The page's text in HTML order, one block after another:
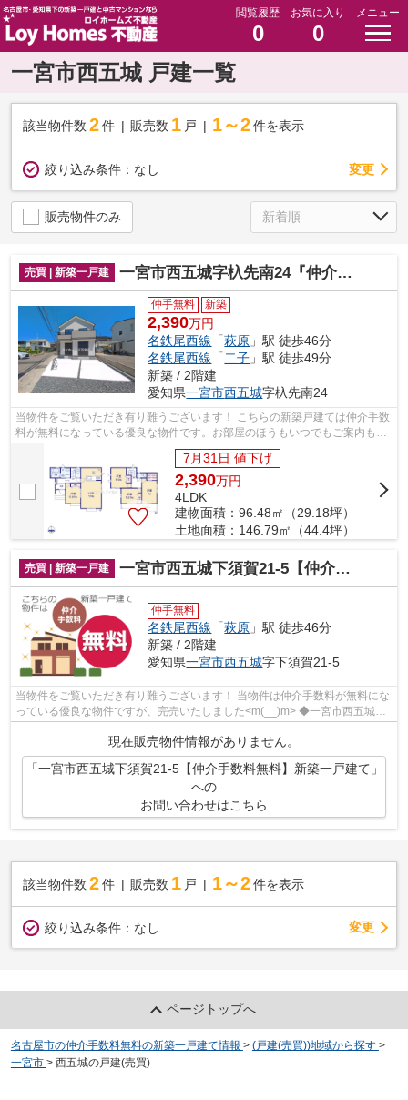
閲覧履歴
0
お気に入り
0
メニュー
一宮市西五城 戸建一覧
該当物件数 2件 販売数 1 戸 1～2 件を表示
絞り込み条件： なし 変更
販売物件のみ
売買 | 新築一戸建 一宮市西五城字杁先南24『仲介料無料』新築戸建て
仲手無料 新築
2,390万円
名鉄尾西線 「萩原 」駅 徒歩46分
名鉄尾西線 「二子 」駅 徒歩49分
新築 / 2階建
愛知県一宮市西五城字杁先南24
当物件をご覧いただき有り難うございます！ こちらの新築戸建ては仲介手数
料が無料になっている優良な物件です。お部屋のほうもいつでもご案内もさ
せて頂きますのでお気軽にお問合せ下...
7月31日 値下げ
2,390万円
4LDK
建物面積：96.48㎡（29.18坪）
土地面積：146.79㎡（44.4坪）
売買 | 新築一戸建 一宮市西五城下須賀21-5【仲介手数料無料】新築一戸建て
仲手無料
名鉄尾西線 「萩原 」駅 徒歩46分
新築 / 2階建
愛知県一宮市西五城字下須賀21-5
当物件をご覧いただき有り難うございます！ 当物件は仲介手数料が無料にな
っている優良な物件ですが、完売いたしました<m(__)m> ◆一宮市西五城字
現在販売物件情報がありません。
「一宮市西五城下須賀21-5【仲介手数料無料】新築一戸建て」
への
お問い合わせはこちら
該当物件数 2件 販売数 1 戸 1～2 件を表示
絞り込み条件： なし 変更
ページトップへ
名古屋市の仲介手数料無料の新築一戸建て情報 > (戸建(売買))地域から探す >
一宮市 > 西五城の戸建(売買)